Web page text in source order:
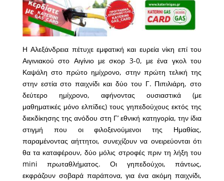
Η Αλεξάνδρεια πέτυχε εμφατική και ευρεία νίκη επί του
Αιγινιακού στο Αιγίνιο με σκορ 3-0, με ένα γκολ του
Καψάλη στο πρώτο ημίχρονο, στην πρώτη τελική της
στην εστία στο παιχνίδι και δύο του Γ. Πιπιλιάρη, στο
δεύτερο ημίχρονο, αφήνοντας ουσιαστικά (με
μαθηματικές μόνο ελπίδες) τους γηπεδούχους εκτός της
διεκδίκησης της ανόδου στη Γ’ εθνική κατηγορία, την ίδια
στιγμή που οι φιλοξενούμενοι της Ημαθίας,
παραμένοντας αήττητοι, συνεχίζουν να ονειρεύονται ότι
θα τα καταφέρουν, δύο μόλις στροφές πριν τη λήξη του
mini πρωταθλήματος. Οι γηπεδούχοι, πάντως,
εκφράζουν σοβαρά παράπονα, για ένα ακόμη παιχνίδι,